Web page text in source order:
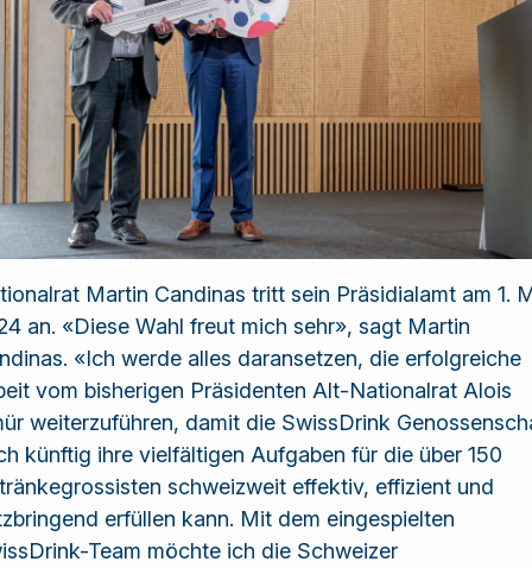
Martin Candinas tritt sein Präsidialamt am 1.
an. «Diese Wahl freut mich sehr», sagt Martin
«Ich werde alles daransetzen, die erfolgreiche
vom bisherigen Präsidenten Alt-Nationalrat Alois
weiterzuführen, damit die SwissDrink
künftig ihre vielfältigen Aufgaben für die über 150
schweizweit effektiv, effizient und
erfüllen kann. Mit dem eingespielten
Team möchte ich die Schweizer